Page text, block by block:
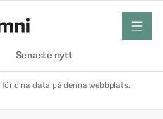
Senaste nytt
meny
dina data på denna webbplats.